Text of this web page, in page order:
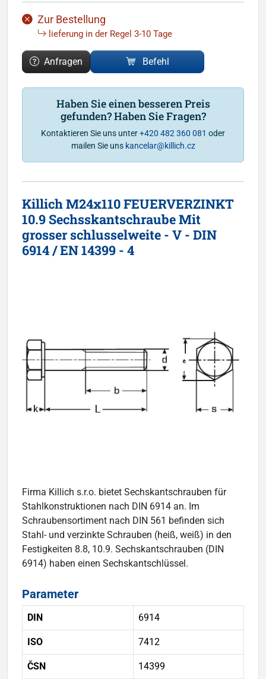
Zur Bestellung
lieferung in der Regel 3-10 Tage
Anfragen Befehl
Haben Sie einen besseren Preis
gefunden? Haben Sie Fragen?
Kontaktieren Sie uns unter+420 482 360 081 oder
mailen Sie uns kancelar@killich.cz
Killich M24x110 FEUERVERZINKT
10.9 Sechsskantschraube Mit
grosser schlusselweite - V - DIN
6914 / EN 14399 - 4
Firma Killich s.r.o. bietet Sechskantschrauben für
Stahlkonstruktionen nach DIN 6914 an. Im
Schraubensortiment nach DIN 561 befinden sich
Stahl- und verzinkte Schrauben (heiß, weiß) in den
Festigkeiten 8.8, 10.9. Sechskantschrauben (DIN
6914) haben einen Sechskantschlüssel.
Parameter
DIN 6914
ISO 7412
ČSN 14399